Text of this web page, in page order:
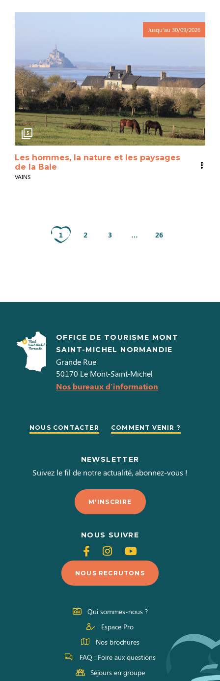
Jusqu'au 30/09/2026
5
Les hommes, la nature et les paysages
de la Baie
VAINS
1 2 3 … 26
OFFICE DE TOURISME MONT
SAINT-MICHEL NORMANDIE
Grande Rue
50170 Le Mont-Saint-Michel
Nos bureaux d'information
NOUS CONTACTER COMMENT VENIR ?
NEWSLETTER
Suivez le fil de notre actualité, abonnez-vous !
M'INSCRIRE
NOUS SUIVRE
Suivez-
nous
sur
Facebook
Suivez-
nous
sur
Instagram
Suivez-
nous
sur
Youtube
NOUS RECRUTONS
Qui sommes-nous ?
Espace Pro
Nos brochures
FAQ : Foire aux questions
Séjours en groupe